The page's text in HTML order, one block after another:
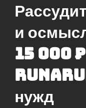
и
15 000
нужд